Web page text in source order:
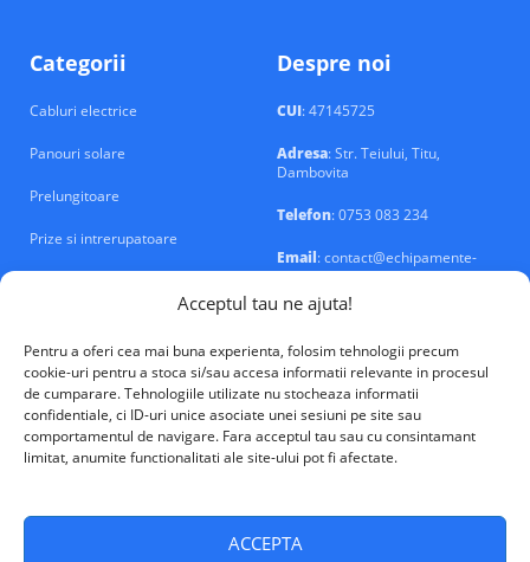
Acceptul tau ne ajuta!
Pentru a oferi cea mai buna experienta, folosim tehnologii precum
cookie-uri pentru a stoca si/sau accesa informatii relevante in procesul
de cumparare. Tehnologiile utilizate nu stocheaza informatii
confidentiale, ci ID-uri unice asociate unei sesiuni pe site sau
comportamentul de navigare. Fara acceptul tau sau cu consintamant
limitat, anumite functionalitati ale site-ului pot fi afectate.
ACCEPTA
Categorii
Cabluri electrice
Panouri solare
Prelungitoare
Prize si intrerupatoare
Despre noi
CUI: 47145725
Adresa: Str. Teiului, Titu,
Dambovita
Telefon: 0753 083 234
Email: contact@echipamente-
electrice.ro
VALM Electrical Solutions © 2026